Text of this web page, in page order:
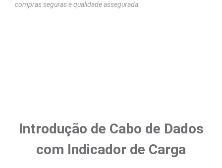
compras seguras e qualidade assegurada.
Introdução de Cabo de Dados
com Indicador de Carga